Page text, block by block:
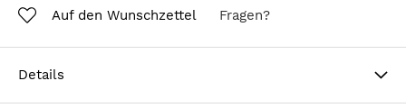
Auf den Wunschzettel Fragen?
Details